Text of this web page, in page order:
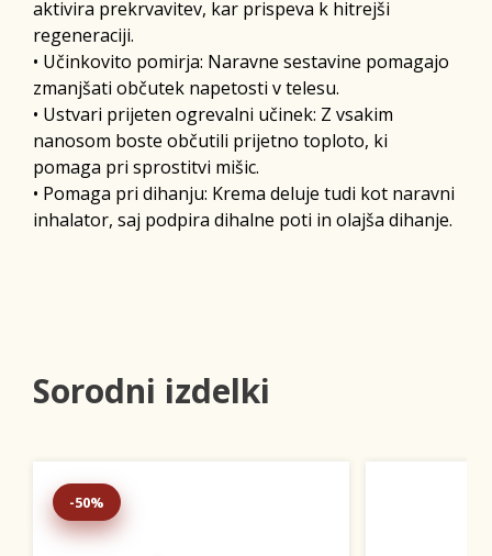
aktivira prekrvavitev, kar prispeva k hitrejši
regeneraciji.
• Učinkovito pomirja: Naravne sestavine pomagajo
zmanjšati občutek napetosti v telesu.
• Ustvari prijeten ogrevalni učinek: Z vsakim
nanosom boste občutili prijetno toploto, ki
pomaga pri sprostitvi mišic.
• Pomaga pri dihanju: Krema deluje tudi kot naravni
inhalator, saj podpira dihalne poti in olajša dihanje.
Sorodni izdelki
-50%